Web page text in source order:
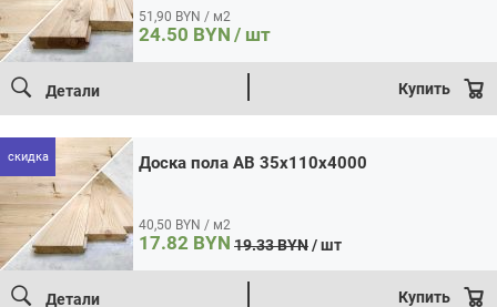
51,90 BYN / м2
24.50 BYN / шт
Детали Купить
скидка Доска пола AB 35x110x4000
40,50 BYN / м2
19.33BYN
17.82 BYN / шт
Детали Купить